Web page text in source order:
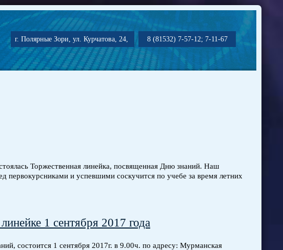
г. Полярные Зори, ул. Курчатова, 24, 8 (81532) 7-57-12; 7-11-67
Торжественная линейка, посвященная Дню знаний. Наш
первокурсниками и успевшими соскучится по учебе за время летних
1 сентября 2017 года
состоится 1 сентября 2017г. в 9.00ч. по адресу: Мурманская